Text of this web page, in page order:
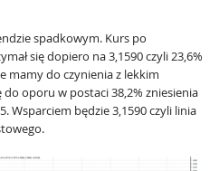
spadkowym. Kurs po
się dopiero na 3,1590 czyli 23,6%
mamy do czynienia z lekkim
oporu w postaci 38,2% zniesienia
Wsparciem będzie 3,1590 czyli linia